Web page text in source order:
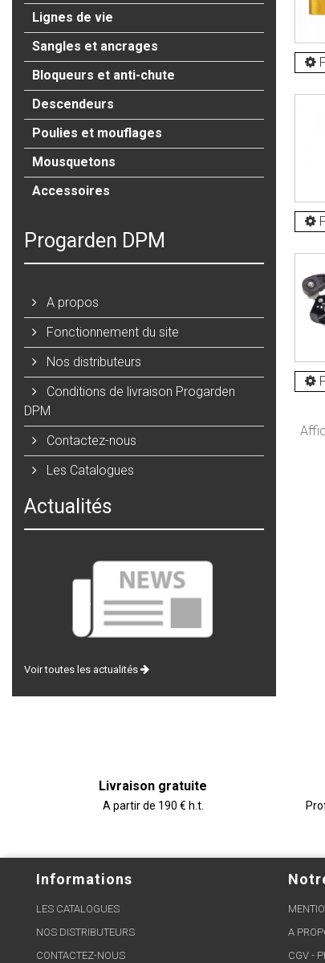
Lignes de vie
Sangles et ancrages
Bloqueurs et anti-chute
Descendeurs
Poulies et mouflages
Mousquetons
Accessoires
Progarden DPM
A propos
Fonctionnement du site
Nos distributeurs
Conditions de livraison Progarden
DPM
Contactez-nous
Les Catalogues
Actualités
Voir toutes les actualités
Livraison gratuite
A partir de 190 € h.t.
Informations
LES CATALOGUES
NOS DISTRIBUTEURS
CONTACTEZ-NOUS
A
CGV -